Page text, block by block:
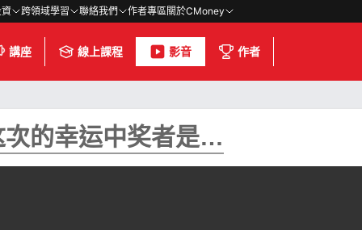
跨領域學習 聯絡我們 作者專區關於CMoney
講座 線上課程 影音 作者
次的幸运中奖者是…